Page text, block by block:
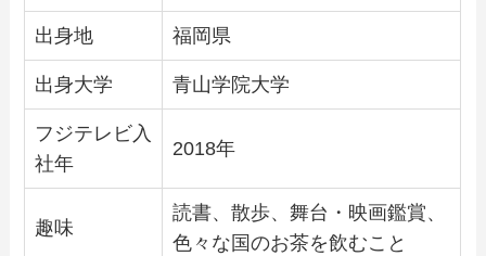
出身地 福岡県
出身大学 青山学院大学
フジテレビ入
社年
2018年
趣味
読書、散歩、舞台・映画鑑賞、
色々な国のお茶を飲むこと